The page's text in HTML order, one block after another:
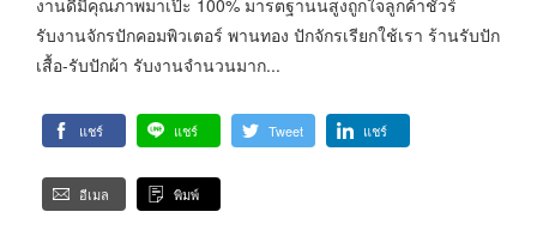
งานดีมีคุณภาพมาเป๊ะ 100% มารตฐานนสูงถูกใจลูกค้าชัวร์
รับงานจักรปักคอมพิวเตอร์ พานทอง ปักจักรเรียกใช้เรา ร้านรับปัก
เสื้อ-รับปักผ้า รับงานจำนวนมาก...
แชร์ แชร์ Tweet แชร์
อีเมล พิมพ์